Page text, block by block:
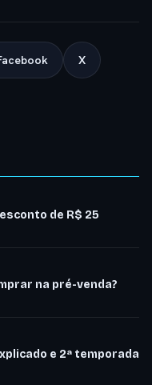
X
de R$ 25
na pré-venda?
e 2ª temporada